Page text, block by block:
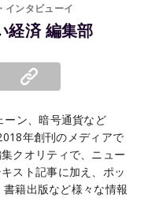
インタビューイ
経済 編集部
ーン、暗号通貨など
年創刊のメディアで
クオリティで、ニュー
スト記事に加え、ポッ
籍出版など様々な情報